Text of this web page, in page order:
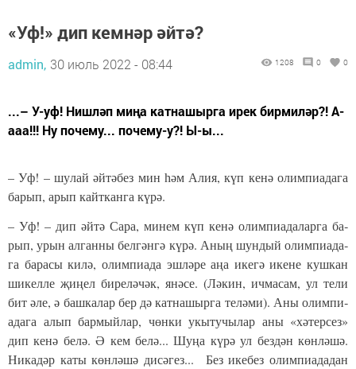
«Уф!» дип кемнәр әйтә?
admin, 30 июль 2022 - 08:44 1208 0 0
...– У-уф! Нишләп миңа катнашырга ирек бирмиләр?! А-
ааа!!! Ну почему... почему-у?! Ы-ы...
– Уф! – шу­лай әй­тә­без мин һәм Алия, күп ке­нә олим­пи­а­да­га
ба­рып, арып кайт­кан­га кү­рә.
– Уф! – дип әй­тә Са­ра, ми­нем күп ке­нә олим­пи­а­да­лар­га ба­
рып, урын ал­ган­ны бел­гән­гә кү­рә. Аның шун­дый олим­пи­а­да­
га ба­ра­сы ки­лә, олим­пи­а­да эш­лә­ре аңа ике­гә ике­не куш­кан
ши­кел­ле җи­ңел би­ре­лә­чәк, янә­се. (Лә­кин, ич­ма­сам, ул те­ли
бит әле, ә баш­ка­лар бер дә кат­на­шыр­га те­лә­ми). Аны олим­пи­
а­да­га алып бар­мый­лар, чөн­ки укы­ту­чы­лар аны «хә­тер­сез»
дип ке­нә бе­лә. Ә кем бе­лә... Шу­ңа кү­рә ул без­дән көн­лә­шә.
Ни­ка­дәр ка­ты көн­лә­шә ди­сә­гез... Без ике­без олим­пи­а­да­дан